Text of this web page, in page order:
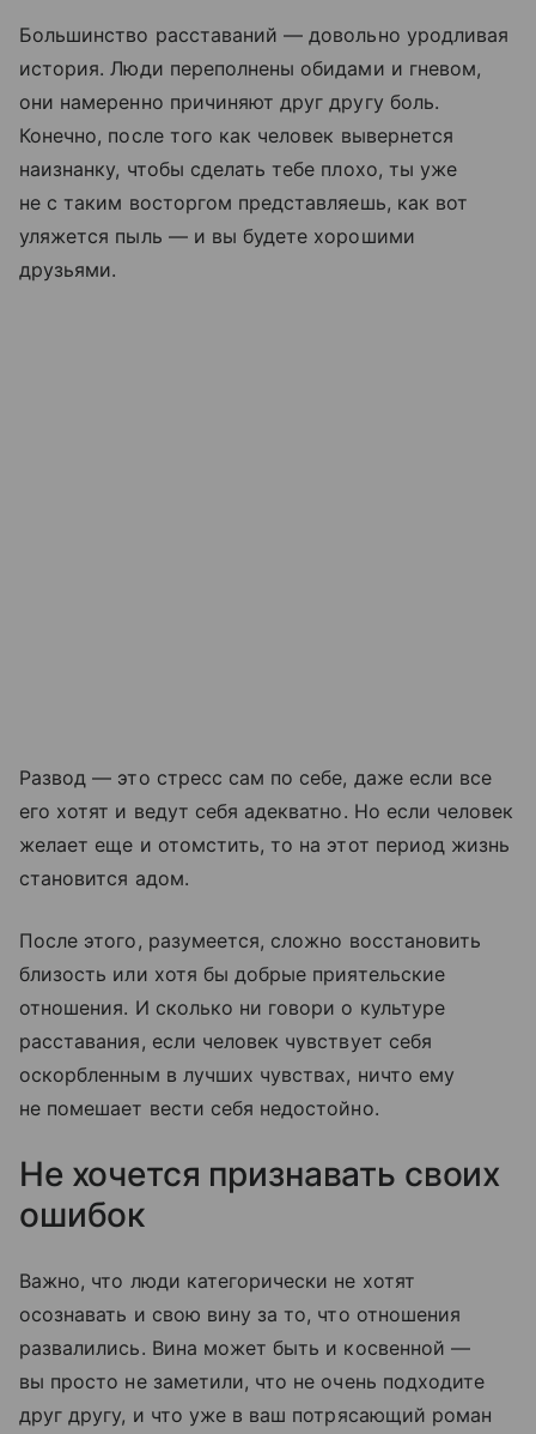
Большинство расставаний — довольно уродливая
история. Люди переполнены обидами и гневом,
они намеренно причиняют друг другу боль.
Конечно, после того как человек вывернется
наизнанку, чтобы сделать тебе плохо, ты уже
не с таким восторгом представляешь, как вот
уляжется пыль — и вы будете хорошими
друзьями.
Развод — это стресс сам по себе, даже если все
его хотят и ведут себя адекватно. Но если человек
желает еще и отомстить, то на этот период жизнь
становится адом.
После этого, разумеется, сложно восстановить
близость или хотя бы добрые приятельские
отношения. И сколько ни говори о культуре
расставания, если человек чувствует себя
оскорбленным в лучших чувствах, ничто ему
не помешает вести себя недостойно.
Не хочется признавать своих
ошибок
Важно, что люди категорически не хотят
осознавать и свою вину за то, что отношения
развалились. Вина может быть и косвенной —
вы просто не заметили, что не очень подходите
друг другу, и что уже в ваш потрясающий роман